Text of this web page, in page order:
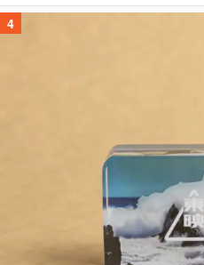
4